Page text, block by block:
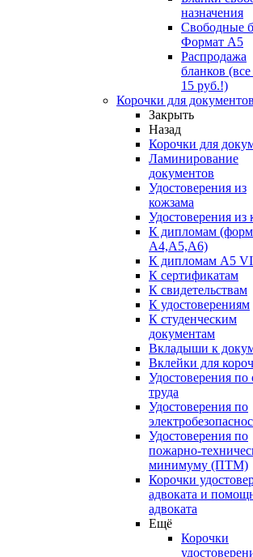
назначения
Свободные
Формат А5
Распродажа
бланков
15 руб.!)
Корочки для документов
Закрыть
Назад
Корочки для
Ламинирование
документов
Удостоверения из
кожзама
Удостоверения из
К дипломам
А4,А5,А6)
К дипломам А5
К сертификатам
К свидетельствам
К удостоверениям
К студенческим
документам
Вкладыши к
Вклейки для
Удостоверения по
труда
Удостоверения по
Удостоверения по
пожарно-
минимуму (ПТМ)
Корочки
адвоката и
адвоката
Ещё
Корочки